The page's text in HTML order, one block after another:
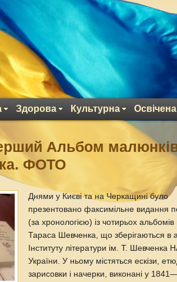
Здорова Культурна Освічена
Альбом
ФОТО
Днями у Києві та на Черкащині було
презентовано факсимільне видання
(за хронологією) із чотирьох
Тараса Шевченка, що зберігаються в
Інституту літератури ім. Т. Шевченка
України. У ньому містяться ескізи,
зарисовки і начерки, виконані у